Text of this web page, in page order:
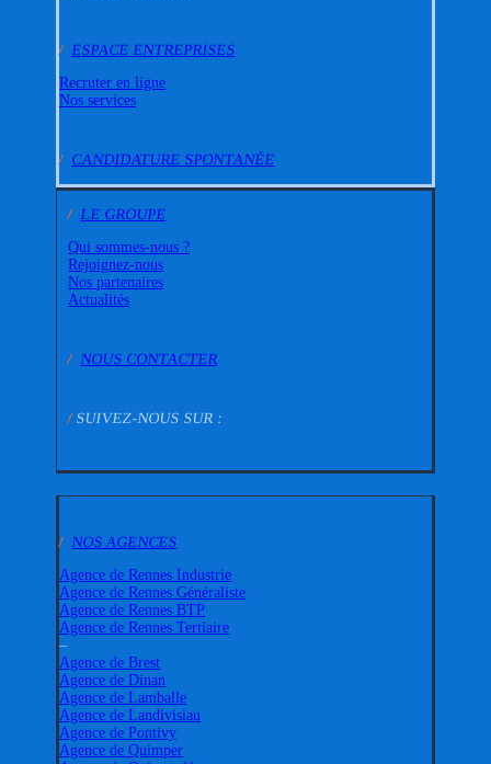
/ ESPACE ENTREPRISES
Recruter en ligne
Nos services
/ CANDIDATURE SPONTANÉE
/ LE GROUPE
Qui sommes-nous ?
Rejoignez-nous
Nos partenaires
Actualités
/NOUS CONTACTER
/SUIVEZ-NOUS SUR :
/ NOS AGENCES
Agence de Rennes Industrie
Agence de Rennes Généraliste
Agence de Rennes BTP
Agence de Rennes Tertiaire
–
Agence de Brest
Agence de Dinan
Agence de Lamballe
Agence de Landivisiau
Agence de Pontivy
Agence de Quimper